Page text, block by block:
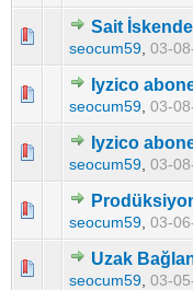
Sait
seocum59, 03-
0 Oy -
Iyzico
seocum59, 03-
0 Oy -
Iyzico
seocum59, 03-
0 Oy -
seocum59, 03-
0 Oy -
Uzak
seocum59, 03-
0 Oy -